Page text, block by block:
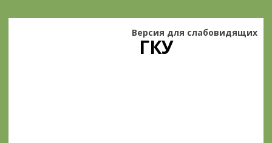
ГКУ
Версия для слабовидящих